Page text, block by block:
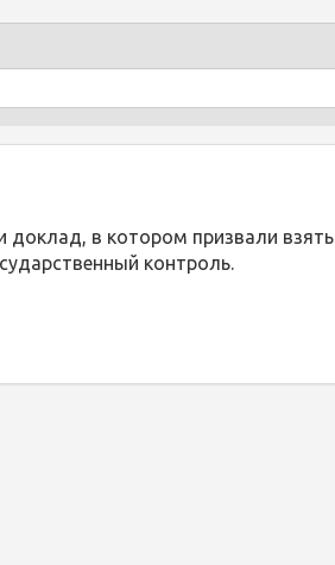
в котором призвали взять
контроль.